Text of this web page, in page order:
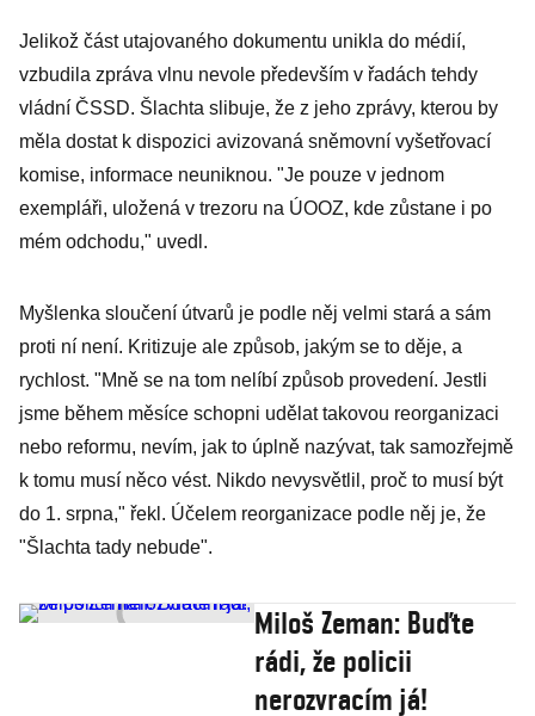
Jelikož část utajovaného dokumentu unikla do médií,
vzbudila zpráva vlnu nevole především v řadách tehdy
vládní ČSSD. Šlachta slibuje, že z jeho zprávy, kterou by
měla dostat k dispozici avizovaná sněmovní vyšetřovací
komise, informace neuniknou. "Je pouze v jednom
exempláři, uložená v trezoru na ÚOOZ, kde zůstane i po
mém odchodu," uvedl.
Myšlenka sloučení útvarů je podle něj velmi stará a sám
proti ní není. Kritizuje ale způsob, jakým se to děje, a
rychlost. "Mně se na tom nelíbí způsob provedení. Jestli
jsme během měsíce schopni udělat takovou reorganizaci
nebo reformu, nevím, jak to úplně nazývat, tak samozřejmě
k tomu musí něco vést. Nikdo nevysvětlil, proč to musí být
do 1. srpna," řekl. Účelem reorganizace podle něj je, že
"Šlachta tady nebude".
Miloš Zeman: Buďte
rádi, že policii
nerozvracím já!